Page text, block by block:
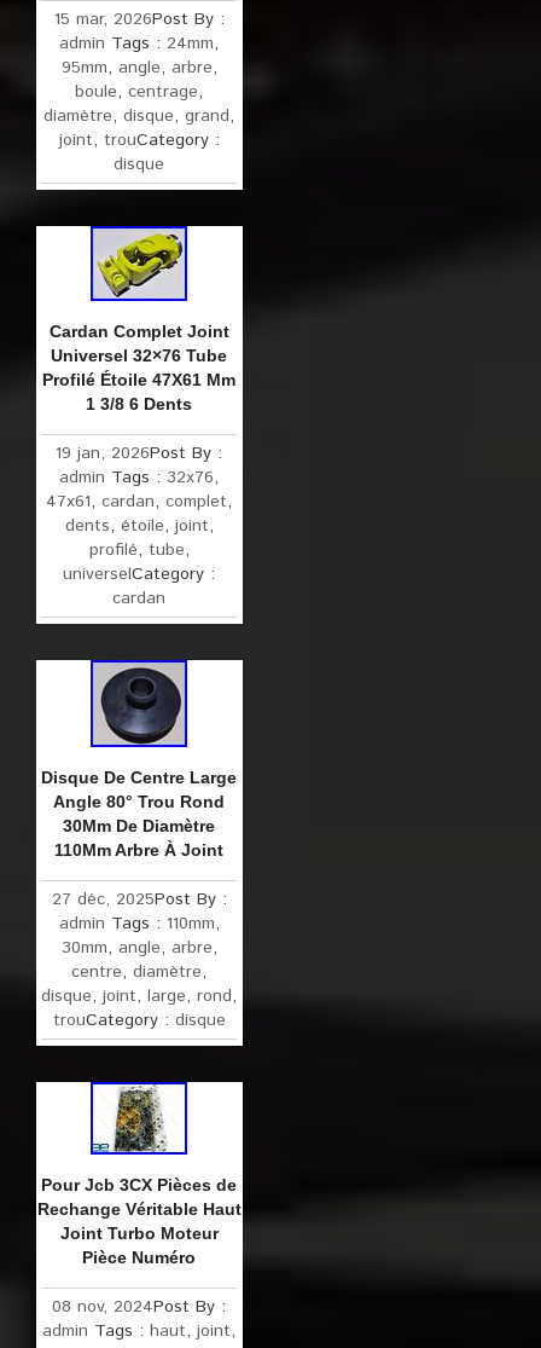
15 mar, 2026Post By :
admin Tags : 24mm,
95mm, angle, arbre,
boule,centrage,
diamètre,disque,grand,
joint, trouCategory :
disque
Cardan Complet Joint
Universel 32×76 Tube
Profilé Étoile 47X61 Mm
1 3/8 6 Dents
19 jan, 2026Post By :
admin Tags : 32x76,
47x61,cardan,complet,
dents, étoile, joint,
profilé, tube,
universelCategory :
cardan
Disque De Centre Large
Angle 80° Trou Rond
30Mm De Diamètre
110Mm Arbre À Joint
27 déc, 2025Post By :
admin Tags : 110mm,
30mm, angle, arbre,
centre,diamètre,
disque,joint,large,rond,
trouCategory : disque
Pour Jcb 3CX Pièces de
Rechange Véritable Haut
Joint Turbo Moteur
Pièce Numéro
08 nov, 2024Post By :
admin Tags :haut,joint,